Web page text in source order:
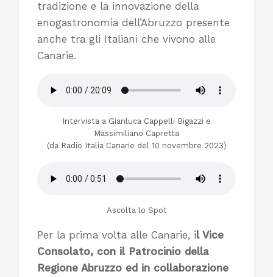
tradizione e la innovazione della
enogastronomia dell’Abruzzo presente
anche tra gli Italiani che vivono alle
Canarie.
Intervista a Gianluca Cappelli Bigazzi e
Massimiliano Capretta
(da Radio Italia Canarie del 10 novembre 2023)
Ascolta lo Spot
Per la prima volta alle Canarie, il Vice
Consolato, con il Patrocinio della
Regione Abruzzo ed in collaborazione